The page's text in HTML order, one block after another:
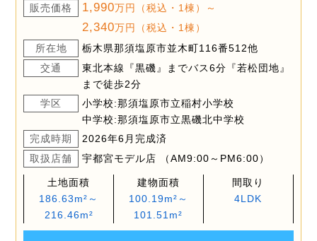
販売価格 1,990万円（税込・1棟）～
2,340万円（税込・1棟）
所在地
栃木県那須塩原市並木町116番512他
交通
東北本線『黒磯』までバス6分『若松団地』
まで徒歩2分
学区
小学校:那須塩原市立稲村小学校
中学校:那須塩原市立黒磯北中学校
完成時期
2026年6月完成済
取扱店舗
宇都宮モデル店 （AM9:00～PM6:00）
土地面積
186.63m²～
216.46m²
建物面積
100.19m²～
101.51m²
間取り
4LDK